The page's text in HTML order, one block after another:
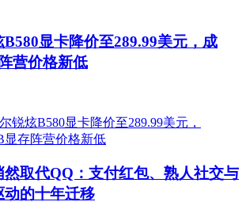
显卡降价至289.99美元，成
营价格新低
然取代QQ：支付红包、熟人社交与
动的十年迁移